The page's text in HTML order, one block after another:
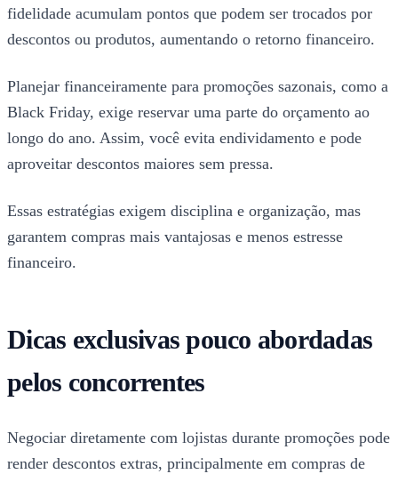
fidelidade acumulam pontos que podem ser trocados por
descontos ou produtos, aumentando o retorno financeiro.
Planejar financeiramente para promoções sazonais, como a
Black Friday, exige reservar uma parte do orçamento ao
longo do ano. Assim, você evita endividamento e pode
aproveitar descontos maiores sem pressa.
Essas estratégias exigem disciplina e organização, mas
garantem compras mais vantajosas e menos estresse
financeiro.
Dicas exclusivas pouco abordadas
pelos concorrentes
Negociar diretamente com lojistas durante promoções pode
render descontos extras, principalmente em compras de